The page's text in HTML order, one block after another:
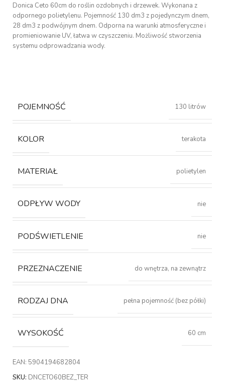
Donica Ceto 60cm do roślin ozdobnych i drzewek. Wykonana z
odpornego polietylenu. Pojemność 130 dm3 z pojedynczym dnem,
28 dm3 z podwójnym dnem. Odporna na warunki atmosferyczne i
promieniowanie UV, łatwa w czyszczeniu. Możliwość stworzenia
systemu odprowadzania wody.
POJEMNOŚĆ 130 litrów
KOLOR terakota
MATERIAŁ polietylen
ODPŁYW WODY nie
PODŚWIETLENIE nie
PRZEZNACZENIE do wnętrza, na zewnątrz
RODZAJ DNA pełna pojemność (bez półki)
WYSOKOŚĆ 60 cm
EAN: 5904194682804
SKU: DNCETO60BEZ_TER